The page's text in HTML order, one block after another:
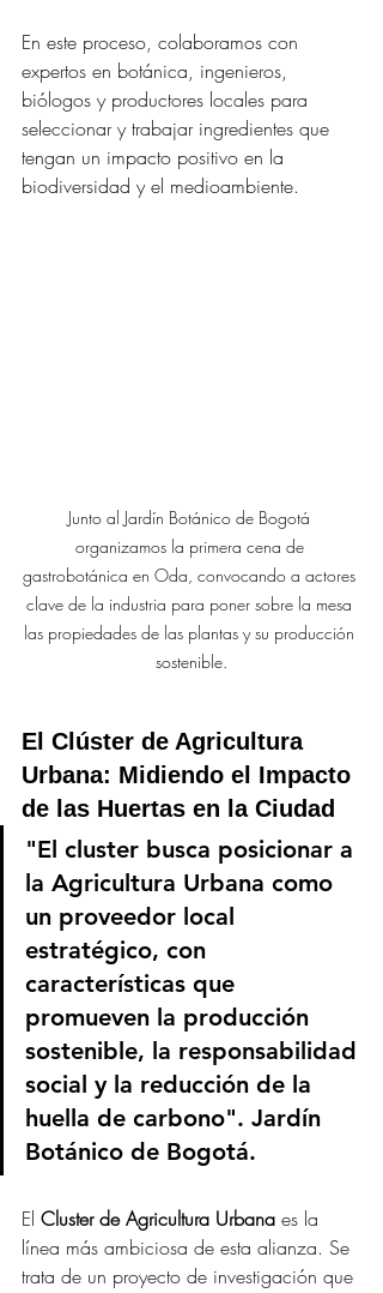
En este proceso, colaboramos con
expertos en botánica, ingenieros,
biólogos y productores locales para
seleccionar y trabajar ingredientes que
tengan un impacto positivo en la
biodiversidad y el medioambiente.
Junto al Jardín Botánico de Bogotá
organizamos la primera cena de
gastrobotánica en Oda, convocando a actores
clave de la industria para poner sobre la mesa
las propiedades de las plantas y su producción
sostenible.
El Clúster de Agricultura
Urbana: Midiendo el Impacto
de las Huertas en la Ciudad
"El cluster busca posicionar a
la Agricultura Urbana como
un proveedor local
estratégico, con
características que
promueven la producción
sostenible, la responsabilidad
social y la reducción de la
huella de carbono". Jardín
Botánico de Bogotá.
El Cluster de Agricultura Urbana es la
línea más ambiciosa de esta alianza. Se
trata de un proyecto de investigación que